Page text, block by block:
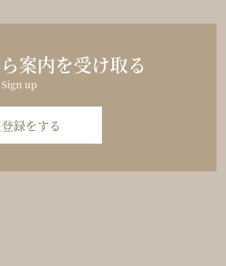
案内を受け取る
Sign up
録をする